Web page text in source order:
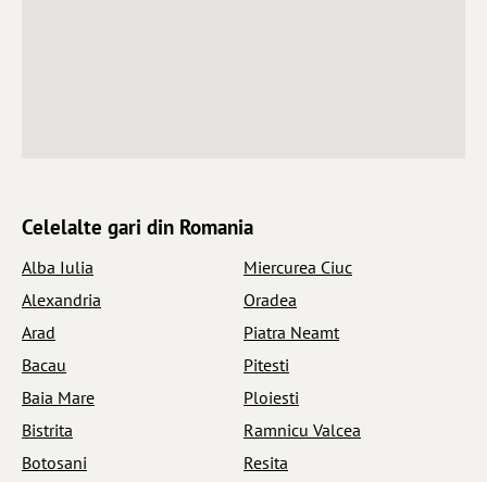
Celelalte gari din Romania
Alba Iulia
Alexandria
Arad
Bacau
Baia Mare
Bistrita
Botosani
Miercurea Ciuc
Oradea
Piatra Neamt
Pitesti
Ploiesti
Ramnicu Valcea
Resita